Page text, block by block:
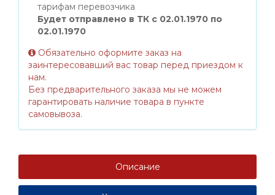
тарифам перевозчика
Будет отправлено в ТК с 02.01.1970 по
02.01.1970
Обязательно оформите заказ на
заинтересовавший вас товар перед приездом к
нам.
Без предварительного заказа мы не можем
гарантировать наличие товара в пункте
самовывоза.
Описание